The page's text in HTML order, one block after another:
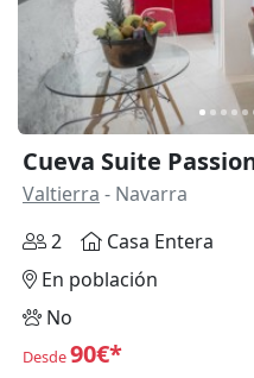
Cueva Suite
Valtierra - Navarra
2
Casa Entera
En población
No
Desde90€*